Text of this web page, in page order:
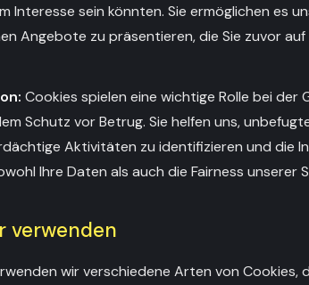
Interesse sein könnten. Sie ermöglichen es
Angebote zu präsentieren, die Sie zuvor
Cookies spielen eine wichtige Rolle bei der
Schutz vor Betrug. Sie helfen uns,
Aktivitäten zu identifizieren und die
Ihre Daten als auch die Fairness unserer
verwenden
wir verschiedene Arten von Cookies,